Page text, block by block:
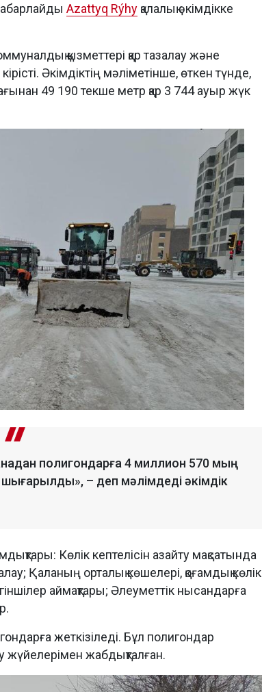
Azattyq Rýhy қалалық әкімдікке
қызметтері қар тазалау және
Әкімдіктің мәліметінше, өткен түнде,
49 190 текше метр қар 3 744 ауыр жүк
полигондарға 4 миллион 570 мың
– деп мәлімдеді әкімдік
Көлік кептелісін азайту мақсатында
Қаланың орталық көшелері, қоғамдық көлік
аймақтары; Әлеуметтік нысандарға
жеткізіледі. Бұл полигондар
жүйелерімен жабдықталған.